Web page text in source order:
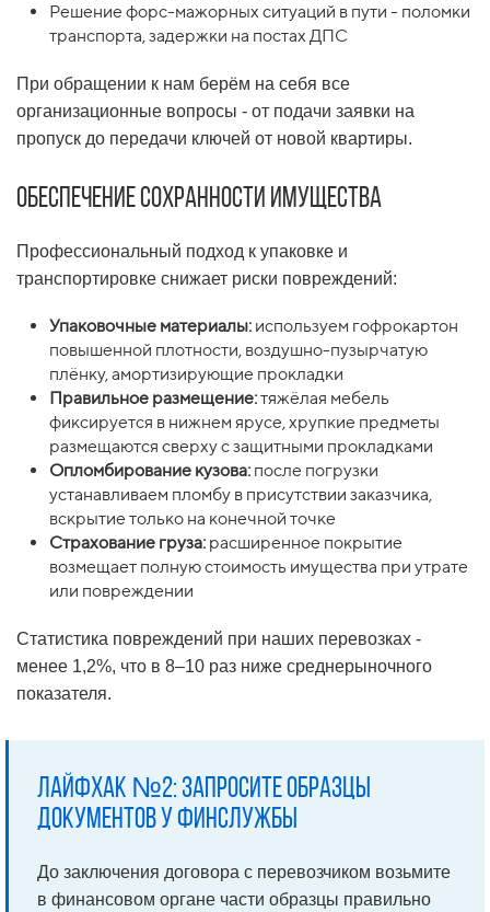
Решение форс-мажорных ситуаций в пути - поломки
транспорта, задержки на постах ДПС
При обращении к нам берём на себя все
организационные вопросы - от подачи заявки на
пропуск до передачи ключей от новой квартиры.
Обеспечение сохранности имущества
Профессиональный подход к упаковке и
транспортировке снижает риски повреждений:
Упаковочные материалы: используем гофрокартон
повышенной плотности, воздушно-пузырчатую
плёнку, амортизирующие прокладки
Правильное размещение:тяжёлая мебель
фиксируется в нижнем ярусе, хрупкие предметы
размещаются сверху с защитными прокладками
Опломбирование кузова: после погрузки
устанавливаем пломбу в присутствии заказчика,
вскрытие только на конечной точке
Страхование груза: расширенное покрытие
возмещает полную стоимость имущества при утрате
или повреждении
Статистика повреждений при наших перевозках -
менее 1,2%, что в 8–10 раз ниже среднерыночного
показателя.
Лайфхак №2: Запросите образцы
документов у финслужбы
До заключения договора с перевозчиком возьмите
в финансовом органе части образцы правильно